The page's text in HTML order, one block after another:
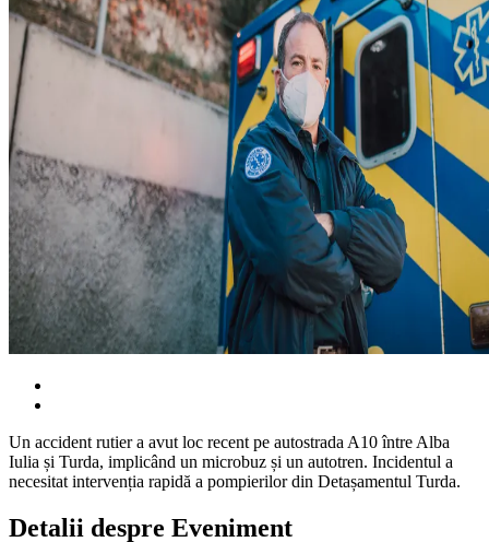
Un accident rutier a avut loc recent pe autostrada A10 între Alba
Iulia și Turda, implicând un microbuz și un autotren. Incidentul a
necesitat intervenția rapidă a pompierilor din Detașamentul Turda.
Detalii despre Eveniment